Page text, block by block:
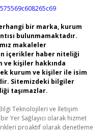
bir marka, kurum
bulunmamaktadır.
makaleler
içerikler haber niteliği
ve kişiler hakkında
kurum ve kişiler ile isim
Sitemizdeki bilgiler
taşımazlar.
Teknolojileri ve İletişim
Yer Sağlayıcı olarak hizmet
proaktif olarak denetleme